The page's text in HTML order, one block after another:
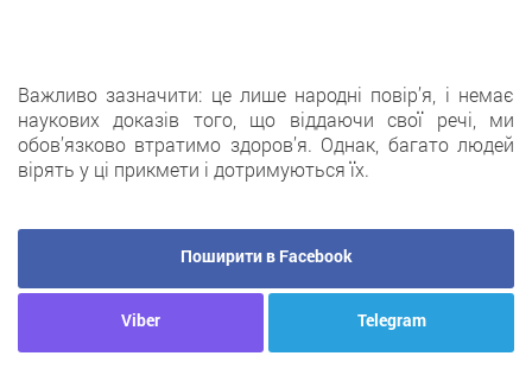
Важливо зазначити: це лише народні повір’я, і немає
наукових доказів того, що віддаючи свої речі, ми
обов’язково втратимо здоров’я. Однак, багато людей
вірять у ці прикмети і дотримуються їх.
Поширити в Facebook
Viber Telegram